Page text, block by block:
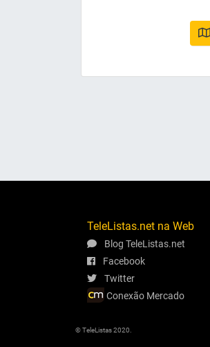
TeleListas.net na Web
Blog TeleListas.net
Facebook
Twitter
Conexão Mercado
© TeleListas 2020.